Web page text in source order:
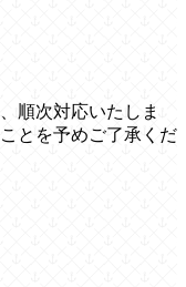
順次対応いたしま
とを予めご了承くだ